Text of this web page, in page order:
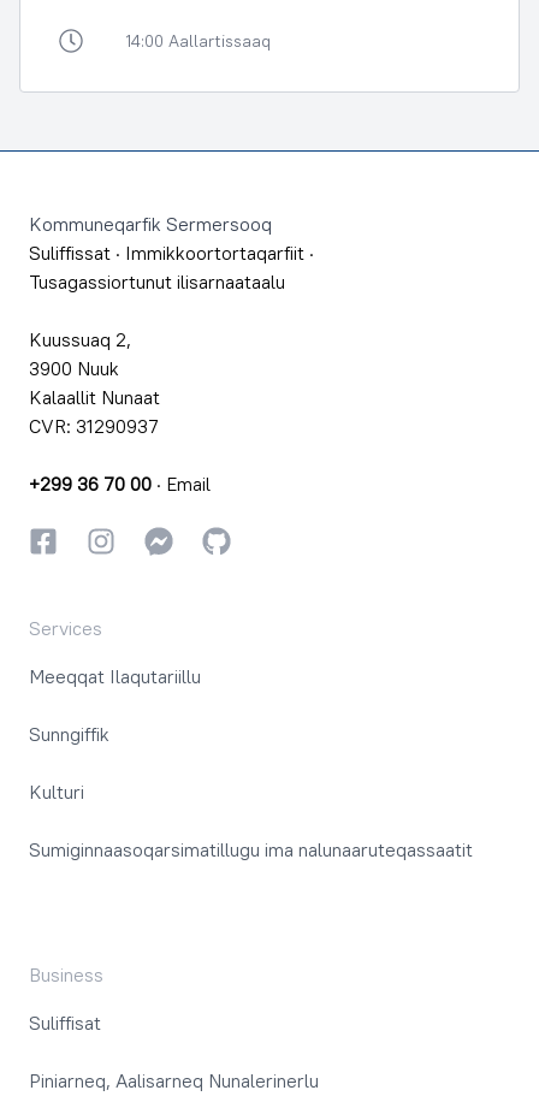
14:00 Aallartissaaq
Kommuneqarfik Sermersooq
Suliffissat · Immikkoortortaqarfiit ·
Tusagassiortunut ilisarnaataalu
Kuussuaq 2,
3900 Nuuk
Kalaallit Nunaat
CVR: 31290937
+299 36 70 00 · Email
FacebookkiInstagrammiInstagrammi
GitHub
Services
Meeqqat Ilaqutariillu
Sunngiffik
Kulturi
Sumiginnaasoqarsimatillugu ima nalunaaruteqassaatit
Business
Suliffisat
Piniarneq, Aalisarneq Nunalerinerlu